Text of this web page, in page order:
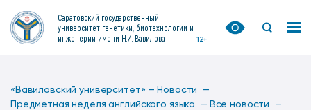
Саратовский государственный
университет генетики, биотехнологии и
инженерии имени Н.И. Вавилова
12+
«Вавиловский университет» — Новости —
Предметная неделя английского языка — Все новости —